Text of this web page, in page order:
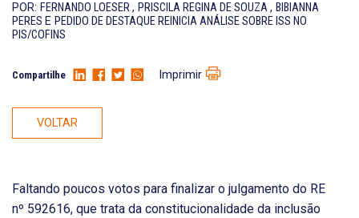
POR: FERNANDO LOESER, PRISCILA REGINA DE SOUZA, BIBIANNA
PERES E PEDIDO DE DESTAQUE REINICIA ANÁLISE SOBRE ISS NO
PIS/COFINS
Compartilhe Imprimir
VOLTAR
Faltando poucos votos para finalizar o julgamento do RE
nº 592616, que trata da constitucionalidade da inclusão